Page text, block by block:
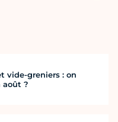
vide-greniers : on
août ?